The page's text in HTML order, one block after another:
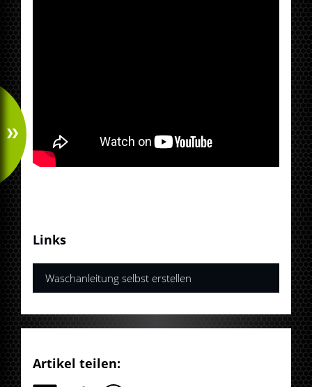
Links
Waschanleitung selbst erstellen
Artikel teilen: